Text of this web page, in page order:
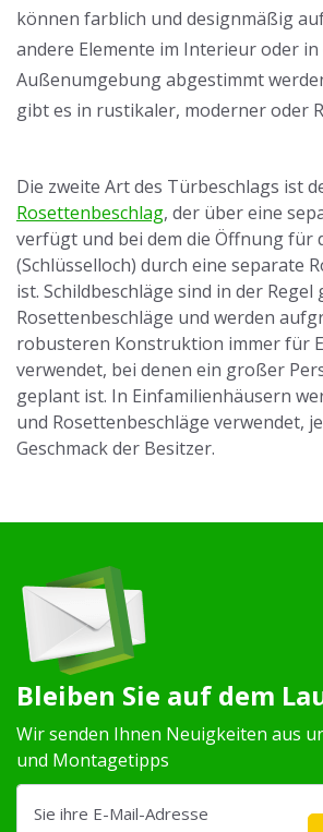
können farblich und designmäßig
andere Elemente im Interieur oder in
Außenumgebung abgestimmt
gibt es in rustikaler, moderner oder
Die zweite Art des Türbeschlags ist
Rosettenbeschlag, der über eine
verfügt und bei dem die Öffnung für
(Schlüsselloch) durch eine separate
ist. Schildbeschläge sind in der
Rosettenbeschläge und werden
robusteren Konstruktion immer für
verwendet, bei denen ein großer
geplant ist. In Einfamilienhäusern
und Rosettenbeschläge verwendet,
Geschmack der Besitzer.
Bleiben Sie auf dem
Wir senden Ihnen Neuigkeiten aus
und Montagetipps